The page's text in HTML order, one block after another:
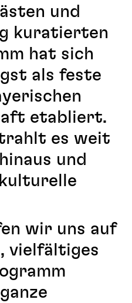
und
kuratierten
hat sich
als feste
etabliert.
es weit
und
wir uns auf
vielfältiges